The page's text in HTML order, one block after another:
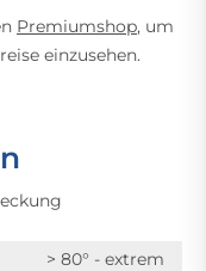
Premiumshop, um
einzusehen.
> 80° - extrem